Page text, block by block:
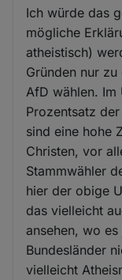
Ich würde das
mögliche
atheistisch)
Gründen nur
AfD wählen. Im
Prozentsatz
sind eine hohe
Christen, vor
Stammwähler
hier der obige
das vielleicht
ansehen, wo
Bundesländer
vielleicht